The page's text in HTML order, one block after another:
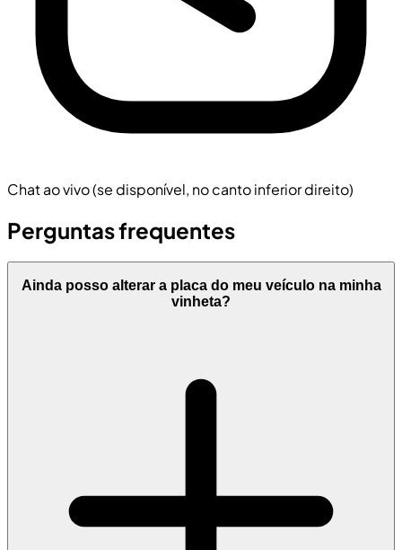
Chat ao vivo (se disponível, no canto inferior direito)
Perguntas frequentes
Ainda posso alterar a placa do meu veículo na minha
vinheta?